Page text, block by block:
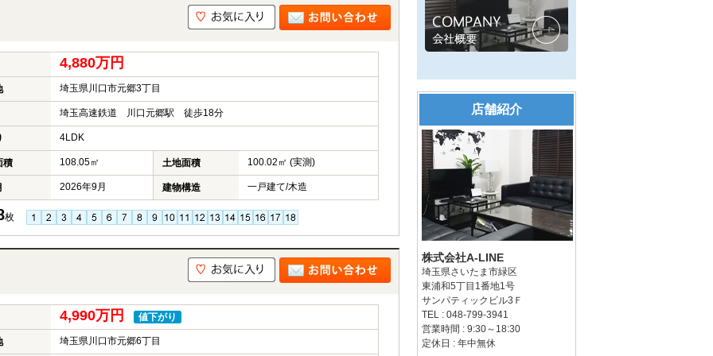
4,880万円
埼玉県川口市元郷3丁目
埼玉高速鉄道 川口元郷駅 徒歩18分
4LDK
積 108.05㎡ 土地面積 100.02㎡ (実測)
2026年9月 建物構造 一戸建て/木造
枚
4,990万円 値下がり
埼玉県川口市元郷6丁目
店舗紹介
株式会社A-LINE
埼玉県さいたま市緑区
東浦和5丁目1番地1号
サンパティックビル3Ｆ
TEL : 048-799-3941
営業時間 : 9:30～18:30
定休日 : 年中無休